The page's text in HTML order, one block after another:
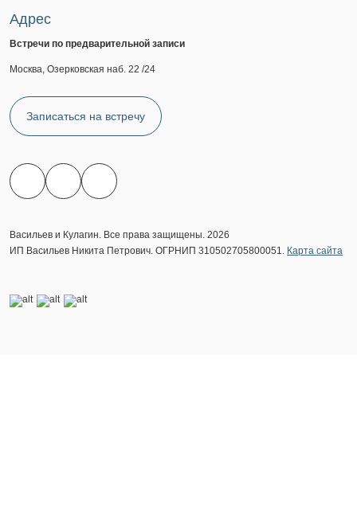
Адрес
Встречи по предварительной записи
Москва, Озерковская наб. 22 /24
Записаться на встречу
Васильев и Кулагин. Все права защищены. 2026
ИП Васильев Никита Петрович. ОГРНИП 310502705800051. Карта сайта